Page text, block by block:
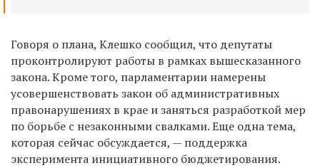
Говоря о плана, Клешко сообщил, что депутаты
проконтролируют работы в рамках вышесказанного
закона. Кроме того, парламентарии намерены
усовершенствовать закон об административных
правонарушениях в крае и заняться разработкой мер
по борьбе с незаконными свалками. Еще одна тема,
которая сейчас обсуждается, — поддержка
эксперимента инициативного бюджетирования.